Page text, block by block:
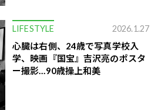
LIFESTYLE 2026.1.27
心臓は右側、24歳で写真学校入
学、映画『国宝』吉沢亮のポスタ
ー撮影…90歳操上和美